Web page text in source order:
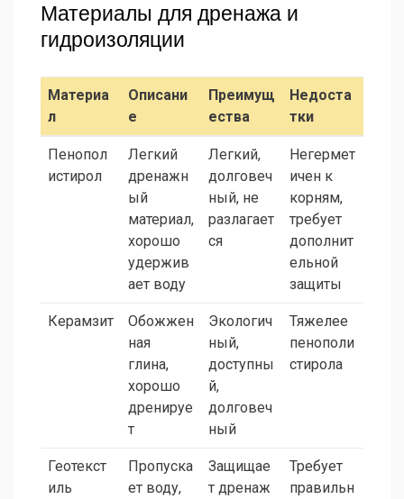
Материалы для дренажа и
гидроизоляции
Материа
л
Описани
е
Преимущ
ества
Недоста
тки
Пенопол
истирол
Легкий
дренажн
ый
материал,
хорошо
удержив
ает воду
Легкий,
долговеч
ный, не
разлагает
ся
Негермет
ичен к
корням,
требует
дополнит
ельной
защиты
Керамзит
Обожжен
ная
глина,
хорошо
дренируе
т
Экологич
ный,
доступны
й,
долговеч
ный
Тяжелее
пенополи
стирола
Геотекст
иль
Пропуска
ет воду,
Защищае
т дренаж
Требует
правильн